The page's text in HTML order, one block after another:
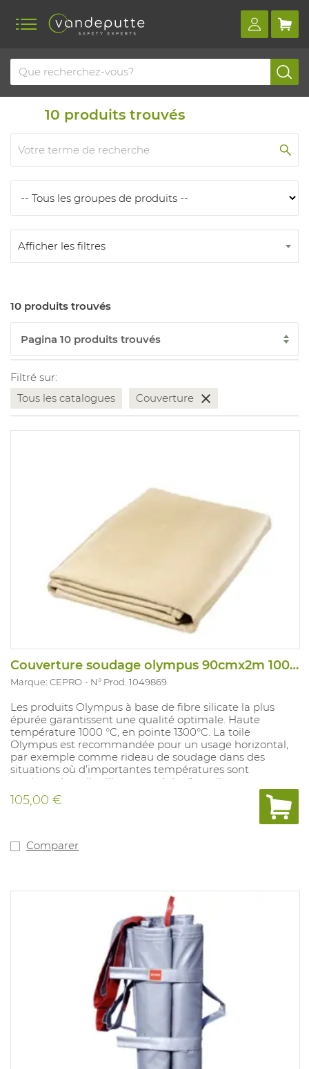
Home Produits Produits
10 produits trouvés
Afficher les filtres
10 produits trouvés
Filtré sur:
Tous les catalogues
Couverture
Couverture soudage olympus 90cmx2m 1000°
Marque: CEPRO N° Prod. 1049869
Les produits Olympus à base de fibre silicate la plus
épurée garantissent une qualité optimale. Haute
température 1000 °C, en pointe 1300°C. La toile
Olympus est recommandée pour un usage horizontal,
par exemple comme rideau de soudage dans des
situations où d’importantes températures sont
atteintes. La toile silicate possède d’excellentes
caractéristiques liées à une utilisation lors de projections
à haute température. Cette toile est donc adaptée à
105,00 €
Comparer